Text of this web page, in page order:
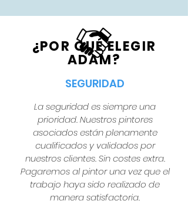
SEGURIDAD
La seguridad es siempre una
prioridad. Nuestros pintores
asociados están plenamente
cualificados y validados por
nuestros clientes. Sin costes extra.
Pagaremos al pintor una vez que el
trabajo haya sido realizado de
manera satisfactoria.
¿POR QUÉ ELEGIR
ADAM?